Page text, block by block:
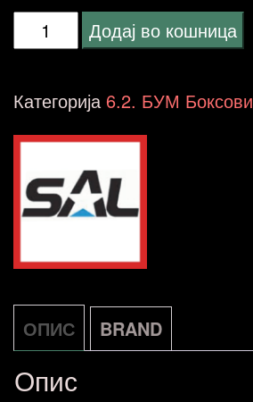
SAL
2850BL
Додај во кошница
Категорија6.2. БУМ Боксови
ОПИС BRAND
Опис